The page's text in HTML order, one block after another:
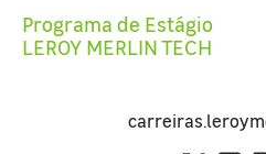
Programa de Estágio
LEROY MERLIN TECH